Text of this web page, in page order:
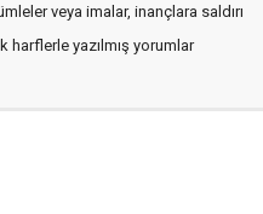
veya imalar, inançlara saldırı
harflerle yazılmış yorumlar